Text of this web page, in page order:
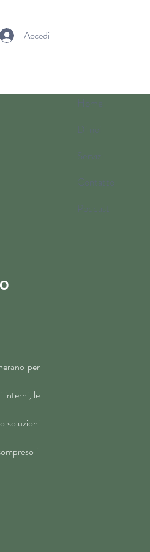
Home
Di noi
Servizi
Contatto
Podcast
Accedi
per
interni, le
soluzioni
il